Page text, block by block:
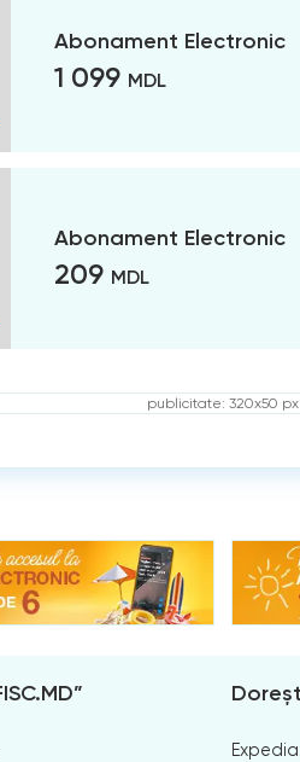
Abonament Electronic
1 099 MDL
Abonament Electronic
209 MDL
publicitate: 320x50 px